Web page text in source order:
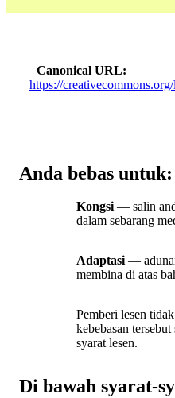
Canonical URL
https://
Anda bebas untuk:
Kongsi— salin and
dalam sebarang
Adaptasi—
membina di atas
Pemberi lesen
kebebasan
syarat lesen.
Di bawah syarat-